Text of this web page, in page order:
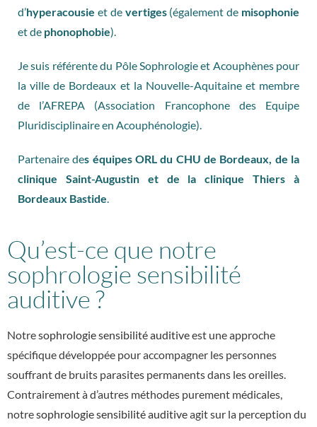
d’hyperacousie et de vertiges (également de misophonie
et de phonophobie).
Je suis référente du Pôle Sophrologie et Acouphènes pour
la ville de Bordeaux et la Nouvelle-Aquitaine et membre
de l’AFREPA (Association Francophone des Equipe
Pluridisciplinaire en Acouphénologie).
Partenaire des équipes ORL du CHU de Bordeaux, de la
clinique Saint-Augustin et de la clinique Thiers à
Bordeaux Bastide.
Qu’est-ce que notre
sophrologie sensibilité
auditive ?
Notresophrologie sensibilité auditiveest une approche
spécifique développée pour accompagner les personnes
souffrant de bruits parasites permanents dans les oreilles.
Contrairement à d’autres méthodes purement médicales,
notresophrologie sensibilité auditiveagit sur la perception du